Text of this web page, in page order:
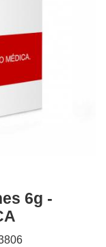
6g -